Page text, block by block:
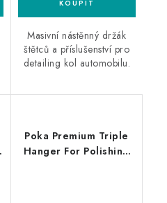
Masivní nástěnný držák
štětců a příslušenství pro
detailing kol automobilu.
Poka Premium Triple
Hanger For Polishing